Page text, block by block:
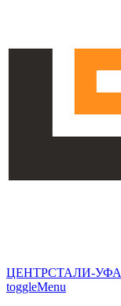
ЦЕНТРСТАЛИ-УФА
toggleMenu